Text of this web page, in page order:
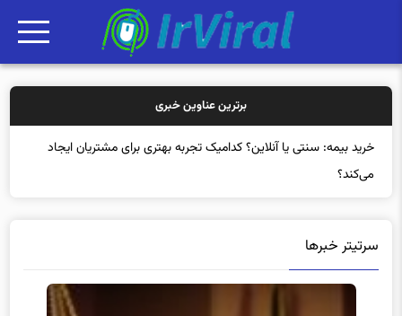
برترین عناوین خبری
خرید بیمه: سنتی یا آنلاین؟ کدامیک تجربه بهتری برای مشتریان ایجاد
می‌کند؟
سرتیتر خبرها